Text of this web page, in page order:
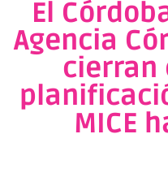
El
Agencia
cierran
MICE